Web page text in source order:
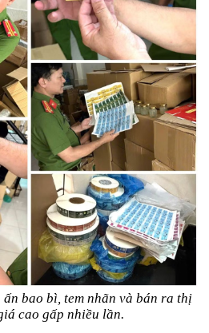
bao bì, tem nhãn và bán ra thị
cao gấp nhiều lần.